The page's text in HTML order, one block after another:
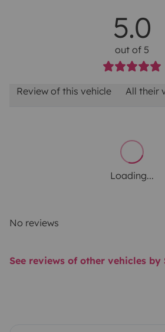
5.0
out of 5
Review of this vehicle All their
Loading...
No reviews
See reviews of other vehicles by